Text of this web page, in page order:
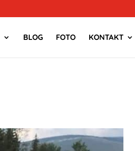
BLOG FOTO KONTAKT